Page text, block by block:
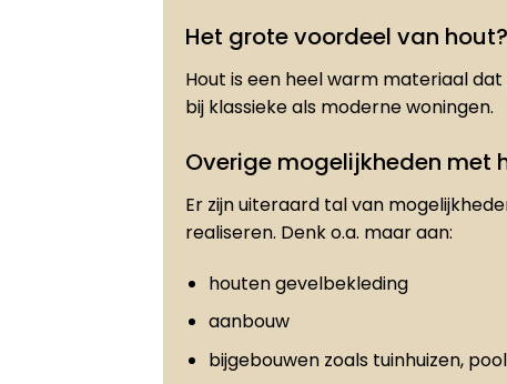
Het grote voordeel van hout?
Hout is een heel warm materiaal
bij klassieke als moderne woningen.
Overige mogelijkheden met
Er zijn uiteraard tal van
realiseren. Denk o.a. maar aan:
houten gevelbekleding
aanbouw
bijgebouwen zoals tuinhuizen,